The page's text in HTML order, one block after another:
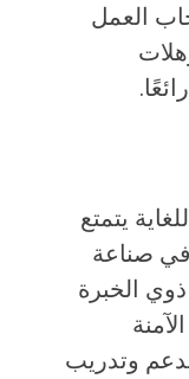
العمل
يتمتع
سنوات في صناعة
الخبرة
وتدريب